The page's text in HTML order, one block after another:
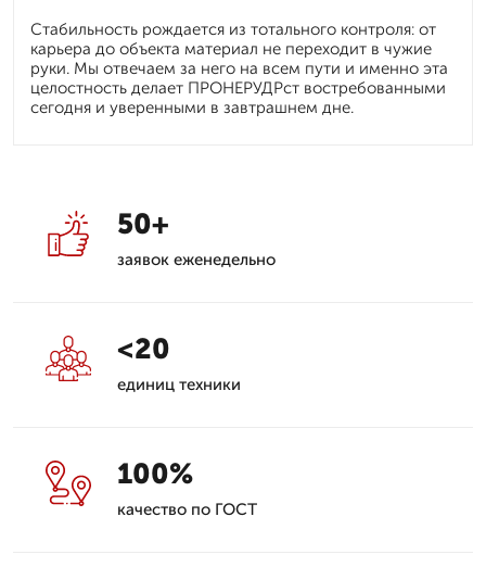
Стабильность рождается из тотального контроля: от
карьера до объекта материал не переходит в чужие
руки. Мы отвечаем за него на всем пути и именно эта
целостность делает ПРОНЕРУДРст востребованными
сегодня и уверенными в завтрашнем дне.
50+
заявок еженедельно
<20
единиц техники
100%
качество по ГОСТ